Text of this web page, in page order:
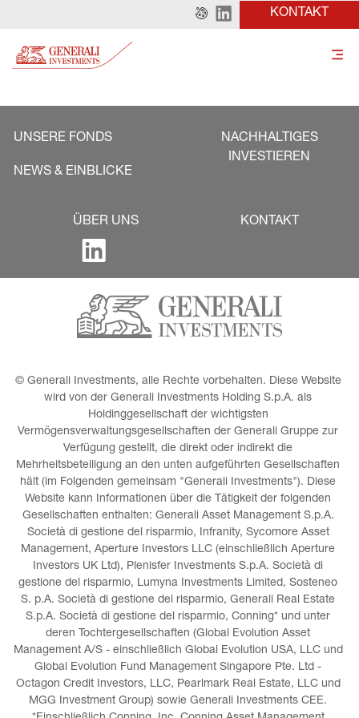
KONTAKT
UNSERE FONDS
NEWS & EINBLICKE
NACHHALTIGES
INVESTIEREN
ÜBER UNS KONTAKT
© Generali Investments, alle Rechte vorbehalten. Diese Website
wird von der Generali Investments Holding S.p.A. als
Holdinggesellschaft der wichtigsten
Vermögensverwaltungsgesellschaften der Generali Gruppe zur
Verfügung gestellt, die direkt oder indirekt die
Mehrheitsbeteiligung an den unten aufgeführten Gesellschaften
hält (im Folgenden gemeinsam "Generali Investments"). Diese
Website kann Informationen über die Tätigkeit der folgenden
Gesellschaften enthalten: Generali Asset Management S.p.A.
Società di gestione del risparmio, Infranity, Sycomore Asset
Management, Aperture Investors LLC (einschließlich Aperture
Investors UK Ltd), Plenisfer Investments S.p.A. Società di
gestione del risparmio, Lumyna Investments Limited, Sosteneo
S. p.A. Società di gestione del risparmio, Generali Real Estate
S.p.A. Società di gestione del risparmio, Conning* und unter
deren Tochtergesellschaften (Global Evolution Asset
Management A/S - einschließlich Global Evolution USA, LLC und
Global Evolution Fund Management Singapore Pte. Ltd -
Octagon Credit Investors, LLC, Pearlmark Real Estate, LLC und
MGG Investment Group) sowie Generali Investments CEE.